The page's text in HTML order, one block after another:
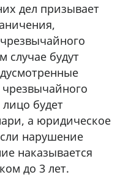
дел призывает
случае будут
будет
а юридическое
нарушение
наказывается
до 3 лет.